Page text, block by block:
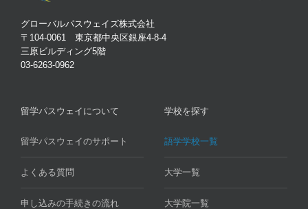
グローバルパスウェイズ株式会社
〒104-0061 東京都中央区銀座4-8-4
三原ビルディング5階
03-6263-0962
留学パスウェイについて
留学パスウェイのサポート
よくある質問
申し込みの手続きの流れ
学校を探す
語学学校一覧
大学一覧
大学院一覧